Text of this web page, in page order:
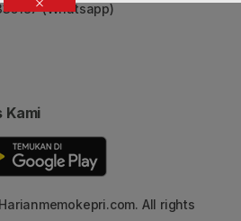
(Whatsapp)
Kami
All rights